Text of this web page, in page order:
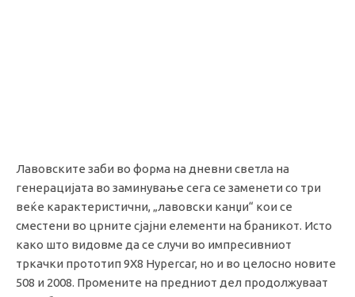
Лавовските заби во форма на дневни светла на
генерацијата во заминување сега се заменети со три
веќе карактеристични, „лавовски канџи“ кои се
сместени во црните сјајни елементи на браникот. Исто
како што видовме да се случи во импресивниот
тркачки прототип 9X8 Hypercar, но и во целосно новите
508 и 2008. Промените на предниот дел продолжуваат